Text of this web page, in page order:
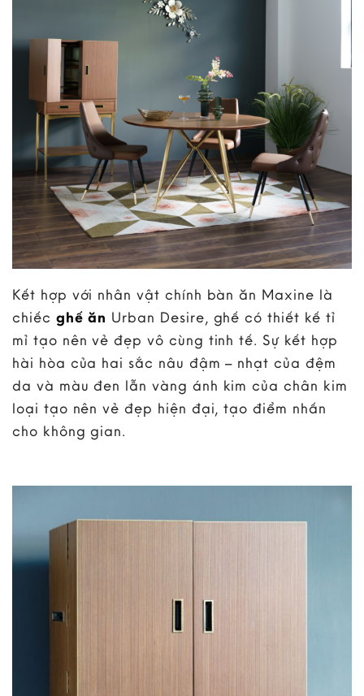
Kết hợp với nhân vật chính bàn ăn Maxine là
chiếc ghế ăn Urban Desire, ghế có thiết kế tỉ
mỉ tạo nên vẻ đẹp vô cùng tinh tế. Sự kết hợp
hài hòa của hai sắc nâu đậm – nhạt của đệm
da và màu đen lẫn vàng ánh kim của chân kim
loại tạo nên vẻ đẹp hiện đại, tạo điểm nhấn
cho không gian.